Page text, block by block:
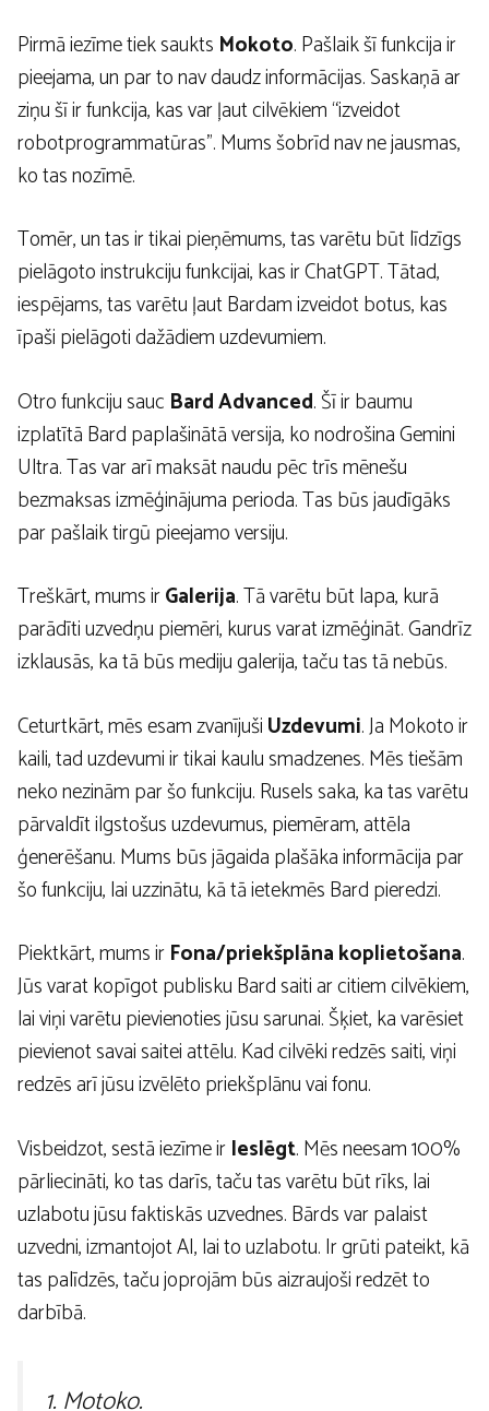
Pirmā iezīmetiek saukts Mokoto. Pašlaik šī funkcija ir
pieejama, un par to nav daudz informācijas. Saskaņā ar
ziņu šī ir funkcija, kas var ļaut cilvēkiem “izveidot
robotprogrammatūras”. Mums šobrīd nav ne jausmas,
ko tas nozīmē.
Tomēr, un tas ir tikai pieņēmums, tas varētu būt līdzīgs
pielāgoto instrukciju funkcijai, kas ir ChatGPT. Tātad,
iespējams, tas varētu ļaut Bardam izveidot botus, kas
īpaši pielāgoti dažādiem uzdevumiem.
Otro funkciju sauc Bard Advanced. Šī ir baumu
izplatītā Bard paplašinātā versija, ko nodrošina Gemini
Ultra. Tas var arī maksāt naudu pēc trīs mēnešu
bezmaksas izmēģinājuma perioda. Tas būs jaudīgāks
par pašlaik tirgū pieejamo versiju.
Treškārt, mums irGalerija. Tā varētu būt lapa, kurā
parādīti uzvedņu piemēri, kurus varat izmēģināt. Gandrīz
izklausās, ka tā būs mediju galerija, taču tas tā nebūs.
Ceturtkārt, mēs esam zvanījušiUzdevumi. Ja Mokoto ir
kaili, tad uzdevumi ir tikai kaulu smadzenes. Mēs tiešām
neko nezinām par šo funkciju. Rusels saka, ka tas varētu
pārvaldīt ilgstošus uzdevumus, piemēram, attēla
ģenerēšanu. Mums būs jāgaida plašāka informācija par
šo funkciju, lai uzzinātu, kā tā ietekmēs Bard pieredzi.
Piektkārt, mums irFona/priekšplāna koplietošana.
Jūs varat kopīgot publisku Bard saiti ar citiem cilvēkiem,
lai viņi varētu pievienoties jūsu sarunai. Šķiet, ka varēsiet
pievienot savai saitei attēlu. Kad cilvēki redzēs saiti, viņi
redzēs arī jūsu izvēlēto priekšplānu vai fonu.
Visbeidzot, sestā iezīme irIeslēgt. Mēs neesam 100%
pārliecināti, ko tas darīs, taču tas varētu būt rīks, lai
uzlabotu jūsu faktiskās uzvednes. Bārds var palaist
uzvedni, izmantojot AI, lai to uzlabotu. Ir grūti pateikt, kā
tas palīdzēs, taču joprojām būs aizraujoši redzēt to
darbībā.
1. Motoko.